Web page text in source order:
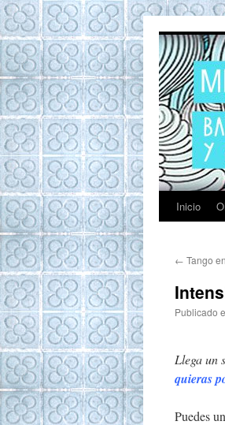
Tango en
Barcelona.
Eventos. Private
Mar. Milongas y
Barcelona
Inicio
← Tango
Publicado
Llega un
quieras
Puedes